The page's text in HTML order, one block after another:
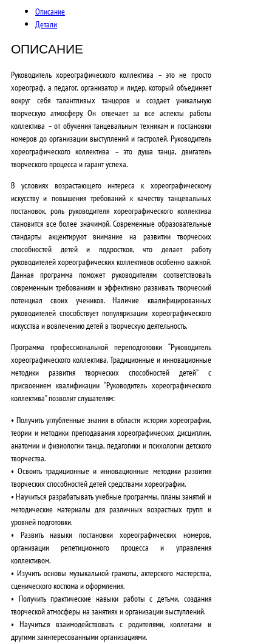
0
0
0
0
₽
.
Описание
Детали
ОПИСАНИЕ
Руководитель хореографического коллектива – это не просто
хореограф, а педагог, организатор и лидер, который объединяет
вокруг себя талантливых танцоров и создает уникальную
творческую атмосферу. Он отвечает за все аспекты работы
коллектива – от обучения танцевальным техникам и постановки
номеров до организации выступлений и гастролей. Руководитель
хореографического коллектива – это душа танца, двигатель
творческого процесса и гарант успеха.
В условияхвозрастающего интереса к хореографическому
искусству и повышения требований к качеству танцевальных
постановок, роль руководителя хореографического коллектива
становится все более значимой. Современные образовательные
стандарты акцентируют внимание на развитии творческих
способностей детей и подростков, что делает работу
руководителей хореографических коллективов особенно важной.
Данная программа поможет руководителям соответствовать
современным требованиям и эффективно развивать творческий
потенциал своих учеников.Наличие квалифицированных
руководителей способствует популяризации хореографического
искусства и вовлечению детей в творческую деятельность.
Программа профессиональной переподготовки “Руководитель
хореографического коллектива. Традиционные и инновационные
методики развития творческих способностей детей” с
присвоением квалификации “Руководитель хореографического
коллектива” позволит слушателям:
•Получить углубленные знания в области истории хореографии,
теории и методики преподавания хореографических дисциплин,
анатомии и физиологии танца, педагогики и психологии детского
творчества.
•Освоить традиционные и инновационные методикиразвития
творческих способностей детей средствами хореографии.
•Научиться разрабатыватьучебные программы, планы занятий и
методические материалы для различных возрастных групп и
уровней подготовки.
• Развить навыки постановки хореографических номеров,
организации репетиционного процесса и управления
коллективом.
• Изучить основы музыкальной грамоты, актерского мастерства,
сценического костюма и оформления.
• Получить практические навыкиработы с детьми, создания
творческой атмосферы на занятиях и организации выступлений.
•Научиться взаимодействоватьс родителями, коллегами и
другими заинтересованными организациями.